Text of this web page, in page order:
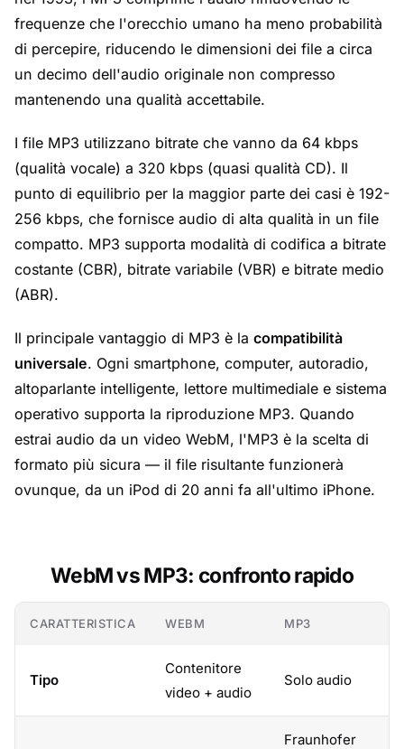
frequenze che l'orecchio umano ha meno probabilità
di percepire, riducendo le dimensioni dei file a circa
un decimo dell'audio originale non compresso
mantenendo una qualità accettabile.
I file MP3 utilizzano bitrate che vanno da 64 kbps
(qualità vocale) a 320 kbps (quasi qualità CD). Il
punto di equilibrio per la maggior parte dei casi è 192-
256 kbps, che fornisce audio di alta qualità in un file
compatto. MP3 supporta modalità di codifica a bitrate
costante (CBR), bitrate variabile (VBR) e bitrate medio
(ABR).
Il principale vantaggio di MP3 è la compatibilità
universale. Ogni smartphone, computer, autoradio,
altoparlante intelligente, lettore multimediale e sistema
operativo supporta la riproduzione MP3. Quando
estrai audio da un video WebM, l'MP3 è la scelta di
formato più sicura — il file risultante funzionerà
ovunque, da un iPod di 20 anni fa all'ultimo iPhone.
WebM vs MP3: confronto rapido
CARATTERISTICA WEBM MP3
Tipo
Contenitore
video + audio
Solo audio
Fraunhofer